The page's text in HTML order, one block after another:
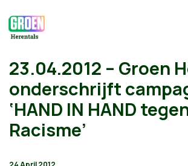
23.04.2012 – Groen
onderschrijft
‘HAND IN HAND
Racisme’